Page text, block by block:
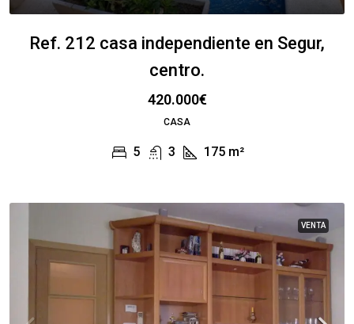
Ref. 212 casa independiente en Segur,
centro.
420.000€
CASA
5 3 175 m²
VENTA